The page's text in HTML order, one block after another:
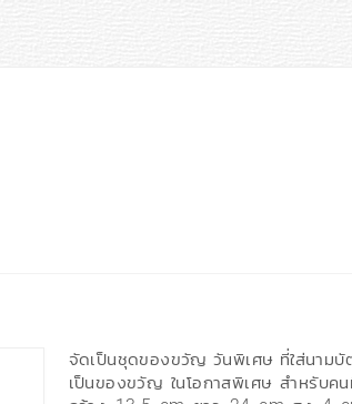
จัดเป็นชุดของขวัญ วันพิเศษ ที่ใส่นามบั
เป็นของขวัญ ในโอกาสพิเศษ สำหรับ